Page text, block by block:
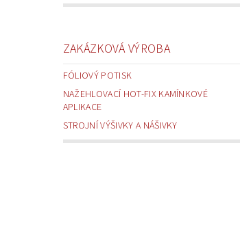
ZAKÁZKOVÁ VÝROBA
FÓLIOVÝ POTISK
NAŽEHLOVACÍ HOT-FIX KAMÍNKOVÉ
APLIKACE
STROJNÍ VÝŠIVKY A NÁŠIVKY